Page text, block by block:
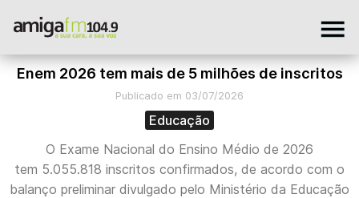
Enem 2026 tem mais de 5 milhões de inscritos
Publicado em 03/07/2026
Educação
O Exame Nacional do Ensino Médio de 2026
tem 5.055.818 inscritos confirmados, de acordo com o
balanço preliminar divulgado pelo Ministério da Educação